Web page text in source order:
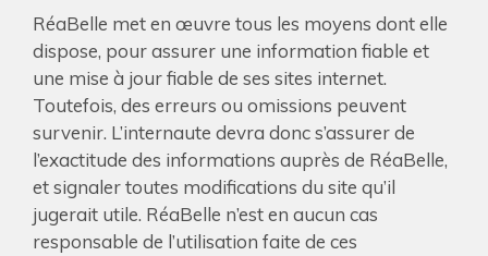
RéaBelle met en œuvre tous les moyens dont elle
dispose, pour assurer une information fiable et
une mise à jour fiable de ses sites internet.
Toutefois, des erreurs ou omissions peuvent
survenir. L’internaute devra donc s’assurer de
l’exactitude des informations auprès de RéaBelle,
et signaler toutes modifications du site qu’il
jugerait utile. RéaBelle n’est en aucun cas
responsable de l’utilisation faite de ces